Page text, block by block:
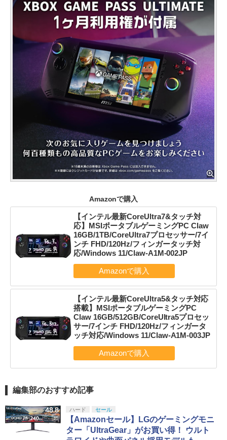
Amazonで購入
【インテル最新CoreUltra7&タッチ対
応】MSIポータブルゲーミングPC Claw
16GB/1TB/CoreUltra7プロセッサー/7イ
ンチ FHD/120Hz/フィンガータッチ対
応/Windows 11/Claw-A1M-002JP
【インテル最新CoreUltra5&タッチ対応
搭載】MSIポータブルゲーミングPC
Claw 16GB/512GB/CoreUltra5プロセッ
サー/7インチ FHD/120Hz/フィンガータ
ッチ対応/Windows 11/Claw-A1M-003JP
編集部のおすすめ記事
ハード セール
【Amazonセール】LGのゲーミングモニ
ター「UltraGear」がお買い得！ ウルト